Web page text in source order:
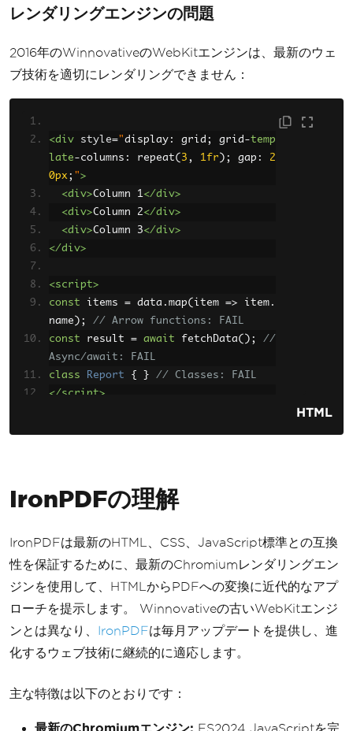
レンダリングエンジンの問題
2016年のWinnovativeのWebKitエンジンは、最新のウェ
ブ技術を適切にレンダリングできません：
<div style="display : grid ; grid -temp
late-columns : repeat( 3 , 1fr ); gap :
2
0px; ">
<div>Column 1</div>
<div>Column 2</div>
<div>Column 3</div>
</div>
<script>
const items = data . map( item => item .
name );
// Arrow functions: FAIL
const result = await fetchData();
//
Async/await: FAIL
class
Report { }
// Classes: FAIL
</script>
HTML
IronPDFの理解
IronPDFは最新のHTML、CSS、JavaScript標準との互換
性を保証するために、最新のChromiumレンダリングエン
ジンを使用して、HTMLからPDFへの変換に近代的なアプ
ローチを提示します。 Winnovativeの古いWebKitエンジ
ンとは異なり、 IronPDFは毎月アップデートを提供し、進
化するウェブ技術に継続的に適応します。
主な特徴は以下のとおりです：
最新のChromiumエンジン: ES2024 JavaScriptを完